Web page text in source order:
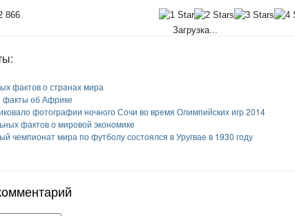
866
Загрузка...
фактов о странах мира
факты об Африке
фотографии ночного Сочи во время Олимпийских игр 2014
фактов о мировой экономике
чемпионат мира по футболу состоялся в Уругвае в 1930 году